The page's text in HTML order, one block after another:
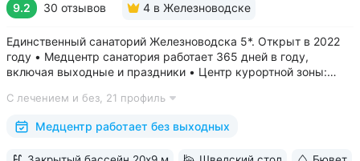
9.2 30 отзывов 4 в Железноводске
Единственный санаторий Железноводска 5*. Открыт в 2022
году • Медцентр санатория работает 365 дней в году,
включая выходные и праздники • Центр курортной зоны:
бюветы «Славяновский» и «Смирновский»,
бальнеогрязелечебница, каскадная...
С лечением и без, 21 профиль
Медцентр работает без выходных